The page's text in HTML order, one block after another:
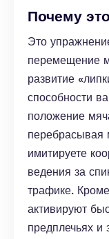
Почему
Это
перемещение
развитие
способности
положение
перебрасывая
имитируете
ведения за
трафике. Кроме
активируют
предплечьях и